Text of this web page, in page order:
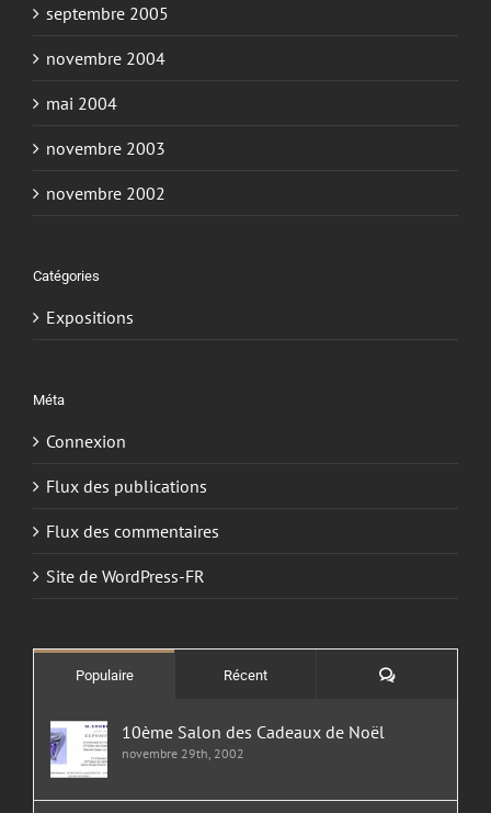
septembre 2005
novembre 2004
mai 2004
novembre 2003
novembre 2002
Catégories
Expositions
Méta
Connexion
Flux des publications
Flux des commentaires
Site de WordPress-FR
Populaire Récent Commentaires
10ème Salon des Cadeaux de Noël
novembre 29th, 2002